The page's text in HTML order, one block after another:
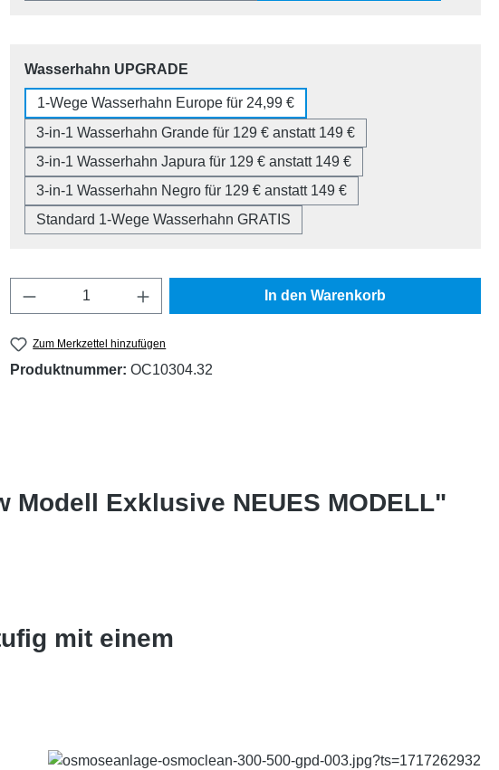
Wasserhahn UPGRADE
1-Wege Wasserhahn Europe für 24,99 €
3-in-1 Wasserhahn Grande für 129 € anstatt 149 €
3-in-1 Wasserhahn Japura für 129 € anstatt 149 €
3-in-1 Wasserhahn Negro für 129 € anstatt 149 €
Standard 1-Wege Wasserhahn GRATIS
Produkt Anzahl: Gib den gewünschten Wert ein
In den Warenkorb
Zum Merkzettel hinzufügen
Produktnummer: OC10304.32
Exklusive NEUES MODELL"
mit einem